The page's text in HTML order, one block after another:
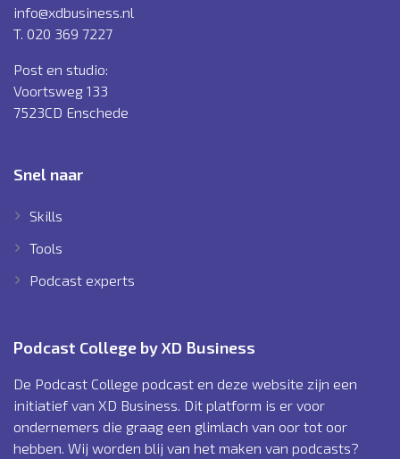
info@xdbusiness.nl
T. 020 369 7227
Post en studio:
Voortsweg 133
7523CD Enschede
Snel naar
Skills
Tools
Podcast experts
Podcast College by XD Business
De Podcast College podcast en deze website zijn een
initiatief van XD Business. Dit platform is er voor
ondernemers die graag een glimlach van oor tot oor
hebben. Wij worden blij van het maken van podcasts?